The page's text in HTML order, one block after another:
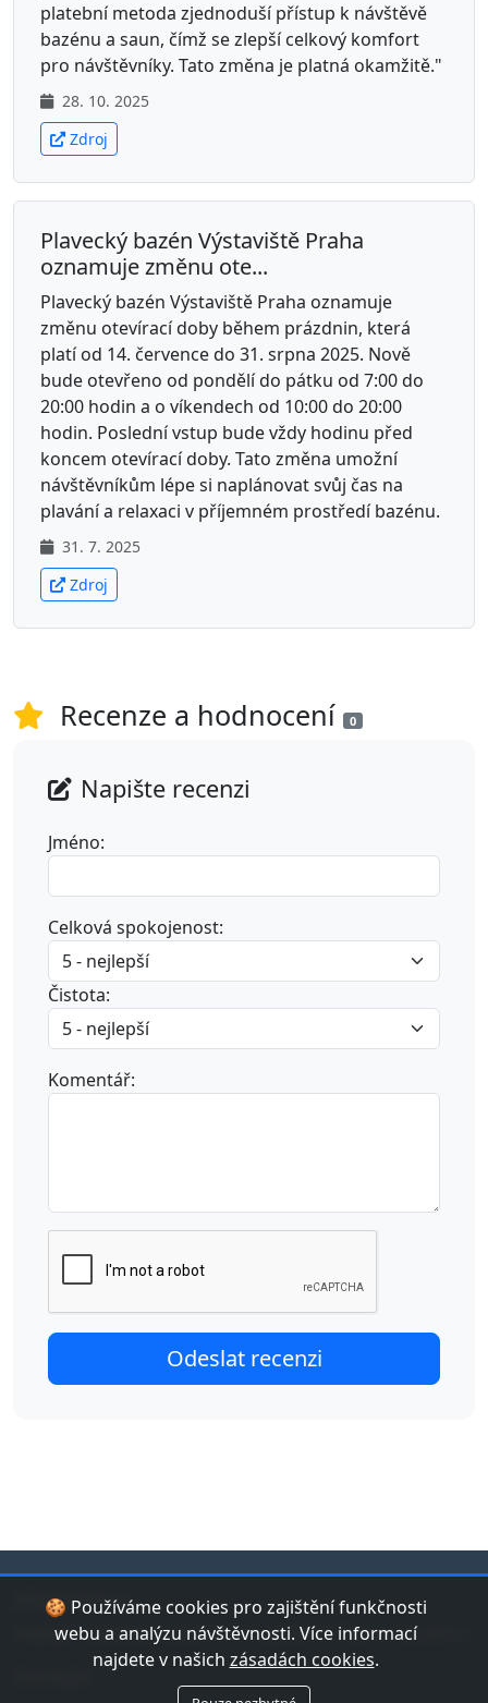
platební metoda zjednoduší přístup k návštěvě
bazénu a saun, čímž se zlepší celkový komfort
pro návštěvníky. Tato změna je platná okamžitě."
28. 10. 2025
Zdroj
Plavecký bazén Výstaviště Praha
oznamuje změnu ote...
Plavecký bazén Výstaviště Praha oznamuje
změnu otevírací doby během prázdnin, která
platí od 14. července do 31. srpna 2025. Nově
bude otevřeno od pondělí do pátku od 7:00 do
20:00 hodin a o víkendech od 10:00 do 20:00
hodin. Poslední vstup bude vždy hodinu před
koncem otevírací doby. Tato změna umožní
návštěvníkům lépe si naplánovat svůj čas na
plavání a relaxaci v příjemném prostředí bazénu.
31. 7. 2025
Zdroj
Recenze a hodnocení 0
Napište recenzi
Jméno:
Celková spokojenost:
Čistota:
Komentář:
🍪 Používáme cookies pro zajištění funkčnosti
webu a analýzu návštěvnosti. Více informací
najdete v našich zásadách cookies.
jduplavat.cz
Nejlepší databáze bazénů a koupališť v České republice.